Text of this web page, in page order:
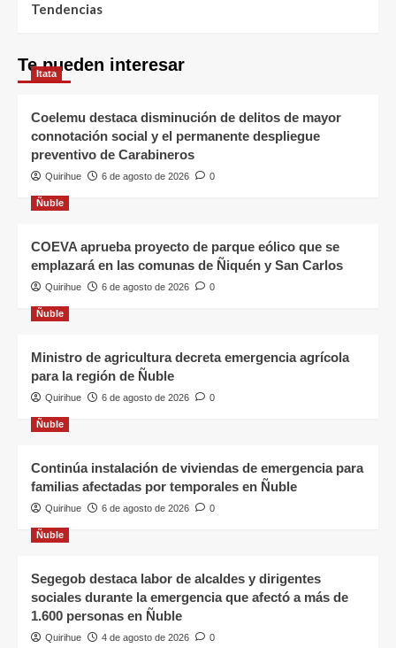
Tendencias
Te pueden interesar
Itata
Coelemu destaca disminución de delitos de mayor
connotación social y el permanente despliegue
preventivo de Carabineros
Quirihue 6 de agosto de 2026 0
Ñuble
COEVA aprueba proyecto de parque eólico que se
emplazará en las comunas de Ñiquén y San Carlos
Quirihue 6 de agosto de 2026 0
Ñuble
Ministro de agricultura decreta emergencia agrícola
para la región de Ñuble
Quirihue 6 de agosto de 2026 0
Ñuble
Continúa instalación de viviendas de emergencia para
familias afectadas por temporales en Ñuble
Quirihue 6 de agosto de 2026 0
Ñuble
Segegob destaca labor de alcaldes y dirigentes
sociales durante la emergencia que afectó a más de
1.600 personas en Ñuble
Quirihue 4 de agosto de 2026 0